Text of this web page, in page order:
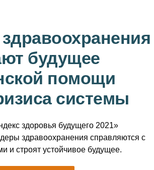
будущее
помощи
системы
здоровья будущего 2021»
здравоохранения справляются с
и строят устойчивое будущее.